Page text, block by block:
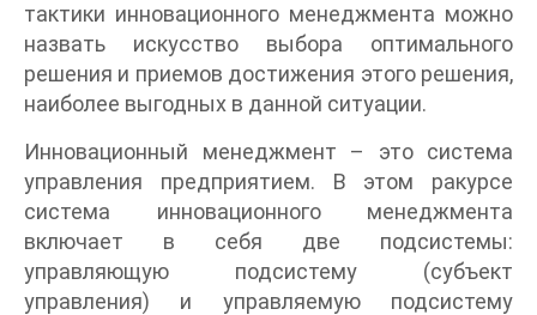
тактики инновационного менеджмента можно
назвать искусство выбора оптимального
решения и приемов достижения этого решения,
наиболее выгодных в данной ситуации.
Инновационный менеджмент – это система
управления предприятием. В этом ракурсе
система инновационного менеджмента
включает в себя две подсистемы:
управляющую подсистему (субъект
управления) и управляемую подсистему